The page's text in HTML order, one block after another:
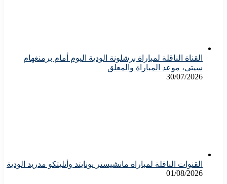
القناة الناقلة لمباراة برشلونة الودية اليوم أمام برمنغهام
سيتى، موعد المباراة والمعلق
30/07/2026
القنوات الناقلة لمباراة مانشيستر يونايتد وأتليتكو مدريد الودية
01/08/2026